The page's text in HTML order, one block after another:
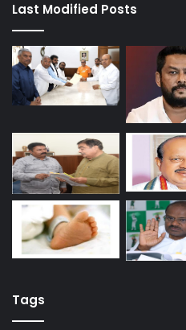
Last Modified Posts
Tags